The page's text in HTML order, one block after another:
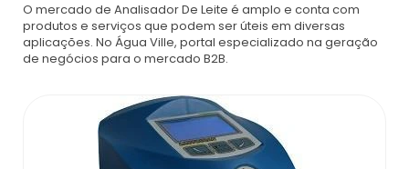
Analisador De Leite
Analisador De Leite
Analisador De Leite Ekomilk
Analisador De Leite Lactoscan Mcc
Analisador De Particulas
Analisador De Partículas Para Comprar
Contador De Agua Particular
Analise De Agua
Análise De Água
Analise De Efluentes
Anuncie
O mercado de Analisador De Leite é amplo e conta com
produtos e serviços que podem ser úteis em diversas
aplicações. No Água Ville, portal especializado na geração
de negócios para o mercado B2B.